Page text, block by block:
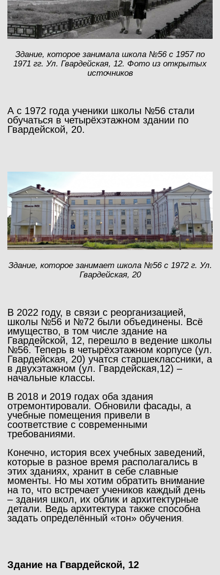
Здание, которое занимала школа №56 с 1957 по
1971 гг. Ул. Гвардейская, 12. Фото из открытых
источников
А с 1972 года ученики школы №56 стали
обучаться в четырёхэтажном здании по
Гвардейской, 20.
Здание, которое занимает школа №56 с 1972 г. Ул.
Гвардейская, 20
В 2022 году, в связи с реорганизацией,
школы №56 и №72 были объединены. Всё
имущество, в том числе здание на
Гвардейской, 12, перешло в ведение школы
№56. Теперь в четырёхэтажном корпусе (ул.
Гвардейская, 20) учатся старшеклассники, а
в двухэтажном (ул. Гвардейская,12) –
начальные классы.
В 2018 и 2019 годах оба здания
отремонтировали. Обновили фасады, а
учебные помещения привели в
соответствие с современными
требованиями.
Конечно, история всех учебных заведений,
которые в разное время располагались в
этих зданиях, хранит в себе славные
моменты. Но мы хотим обратить внимание
на то, что встречает учеников каждый день
– здания школ, их облик и архитектурные
детали. Ведь архитектура также способна
задать определённый «тон» обучения.
Здание на Гвардейской, 12